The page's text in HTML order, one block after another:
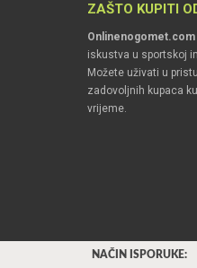
ZAŠTO KUPITI
Onlinenogomet.com
iskustva u sportskoj
Možete uživati u
zadovoljnih kupaca
vrijeme.
NAČIN ISPORUKE: